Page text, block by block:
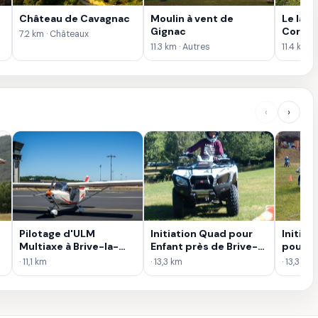
Château de Cavagnac
7.2 km · Châteaux
Moulin à vent de
Gignac
11.3 km · Autres
Le lac
11.4 km ·
‹ ›
Pilotage d'ULM
Multiaxe à Brive-la-
Gaillarde
· 11,1 km
Initiation Quad pour
Enfant près de Brive-
la-Gaillarde
· 13,3 km
pour
Brive-
· 13,3 km